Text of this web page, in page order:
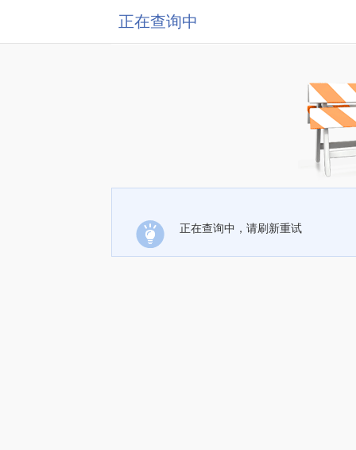
正在查询中
正在查询中，请刷新重试